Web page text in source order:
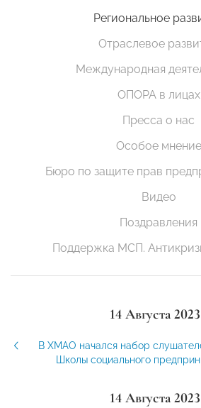
Региональное
Отраслевое
Международная
ОПОРА в лицах
Пресса о нас
Особое мнение
Бюро по защите прав
Видео
Поздравления
Поддержка МСП.
14 Августа 2023
В ХМАО начался набор
Школы социального
14 Августа 2023